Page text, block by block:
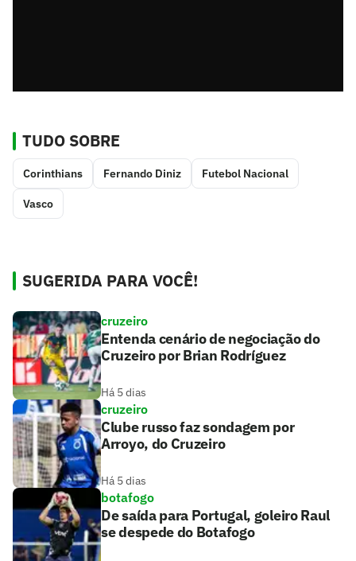
TUDO SOBRE
Corinthians Fernando Diniz Futebol Nacional
Vasco
SUGERIDA PARA VOCÊ!
cruzeiro
Entenda cenário de negociação do
Cruzeiro por Brian Rodríguez
Há 5 dias
cruzeiro
Clube russo faz sondagem por
Arroyo, do Cruzeiro
Há 5 dias
botafogo
De saída para Portugal, goleiro Raul
se despede do Botafogo